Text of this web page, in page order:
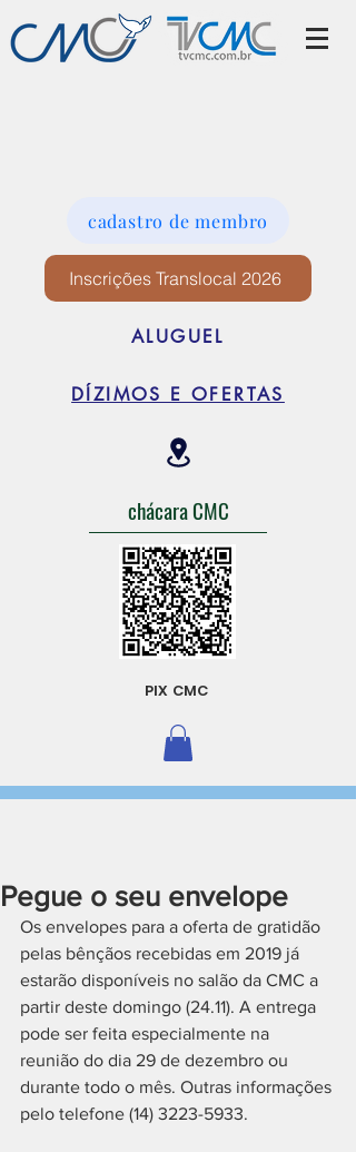
cadastro de membro
Inscrições Translocal 2026
ALUGUEL
DÍZIMOS E OFERTAS
chácara CMC
PIX CMC
Pegue o seu envelope
Os envelopes para a oferta de gratidão
pelas bênçãos recebidas em 2019 já
estarão disponíveis no salão da CMC a
partir deste domingo (24.11). A entrega
pode ser feita especialmente na
reunião do dia 29 de dezembro ou
durante todo o mês. Outras informações
pelo telefone (14) 3223-5933.